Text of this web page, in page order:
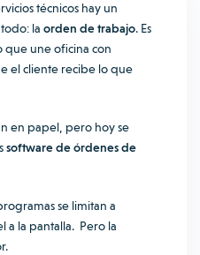
técnicos hay un
la orden de trabajo. Es
que une oficina con
el cliente recibe lo que
en papel, pero hoy se
software de órdenes de
se limitan a
a la pantalla. Pero la